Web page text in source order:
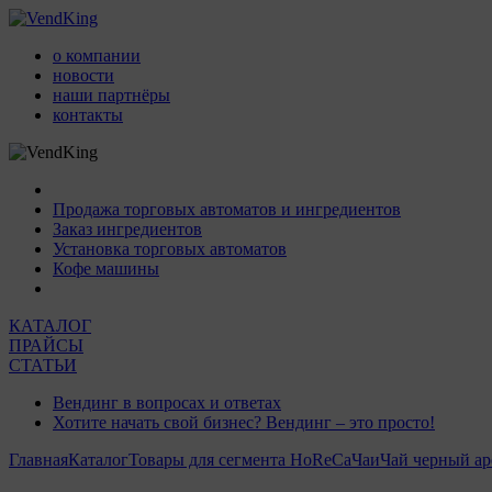
о компании
новости
наши партнёры
контакты
Продажа торговых автоматов и ингредиентов
Заказ ингредиентов
Установка торговых автоматов
Кофе машины
КАТАЛОГ
ПРАЙСЫ
СТАТЬИ
Вендинг в вопросах и ответах
Хотите начать свой бизнес? Вендинг – это просто!
ГлавнаяКаталогТовары для сегмента HoReCaЧаиЧай черный